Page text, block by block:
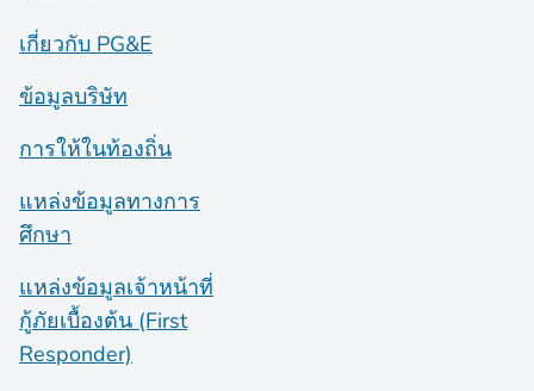
เกี่ยวกับ PG&E
ข้อมูลบริษัท
การให้ในท้องถิ่น
แหล่งข้อมูลทางการ
ศึกษา
แหล่งข้อมูลเจ้าหน้าที่
กู้ภัยเบื้องต้น (First
Responder)